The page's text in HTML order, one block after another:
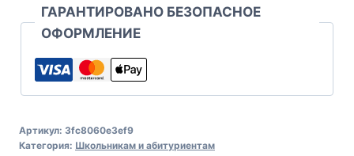
ГАРАНТИРОВАНО БЕЗОПАСНОЕ
ОФОРМЛЕНИЕ
Артикул: 3fc8060e3ef9
Категория: Школьникам и абитуриентам